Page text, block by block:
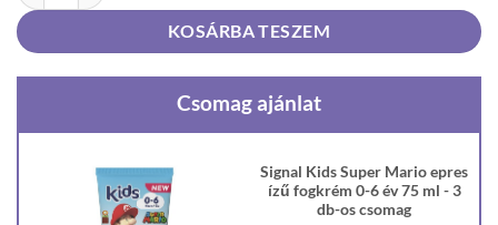
KOSÁRBA TESZEM
Csomag ajánlat
Signal Kids Super Mario epres
ízű fogkrém 0-6 év 75 ml - 3
db-os csomag